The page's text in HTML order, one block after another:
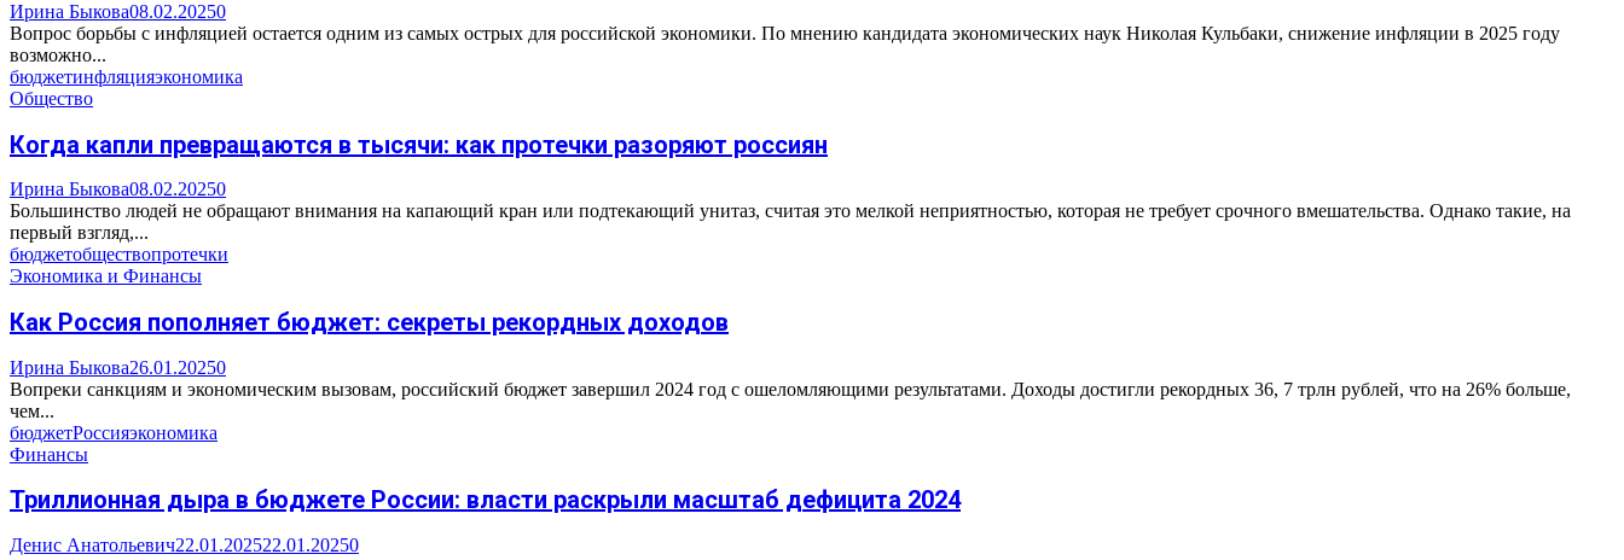
Ирина Быкова08.02.20250
Вопрос борьбы с инфляцией остается одним из самых острых для российской экономики. По мнению кандидата экономических наук Николая Кульбаки, снижение инфляции в 2025 году
возможно...
бюджетинфляцияэкономика
Общество
Когда капли превращаются в тысячи: как протечки разоряют россиян
Ирина Быкова08.02.20250
Большинство людей не обращают внимания на капающий кран или подтекающий унитаз, считая это мелкой неприятностью, которая не требует срочного вмешательства. Однако такие, на
первый взгляд,...
бюджетобществопротечки
Экономика и Финансы
Как Россия пополняет бюджет: секреты рекордных доходов
Ирина Быкова26.01.20250
Вопреки санкциям и экономическим вызовам, российский бюджет завершил 2024 год с ошеломляющими результатами. Доходы достигли рекордных 36, 7 трлн рублей, что на 26% больше,
чем...
бюджетРоссияэкономика
Финансы
Триллионная дыра в бюджете России: власти раскрыли масштаб дефицита 2024
Денис Анатольевич22.01.202522.01.20250